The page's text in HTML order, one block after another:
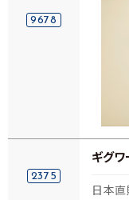
9678
2375
ギグワ
日本直